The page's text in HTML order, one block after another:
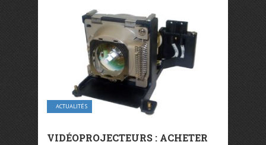
ACTUALITÉS
VIDÉOPROJECTEURS : ACHETER